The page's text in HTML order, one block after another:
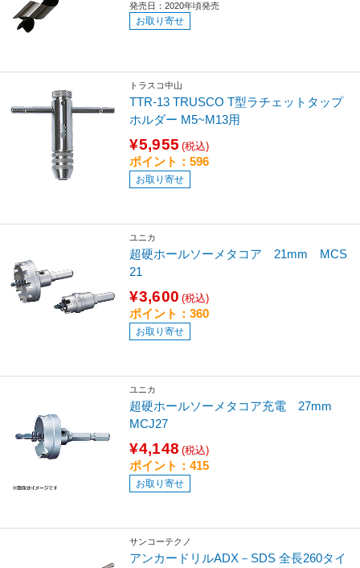
発売日：2020年頃発売
お取り寄せ
トラスコ中山
TTR-13 TRUSCO T型ラチェットタップ
ホルダー M5~M13用
¥5,955 (税込)
ポイント：596
お取り寄せ
ユニカ
超硬ホールソーメタコア 21mm MCS
21
¥3,600 (税込)
ポイント：360
お取り寄せ
ユニカ
超硬ホールソーメタコア充電 27mm
MCJ27
¥4,148 (税込)
ポイント：415
お取り寄せ
サンコーテクノ
アンカードリルADX－SDS 全長260タイ